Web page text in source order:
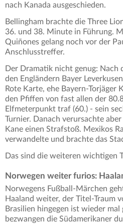
nach Kanada ausgeschieden.
Bellingham brachte die Three
36. und 38. Minute in Führung.
Quiñones gelang noch vor der
Anschlusstreffer.
Der Dramatik nicht genug: Nach
den Engländern Bayer
Rote Karte, ehe Bayern-Torjäger
den Pfiffen von fast allen der
Elfmeterpunkt traf (60.) - sein
Turnier. Danach verursachte
Kane einen Strafstoß. Mexikos
verwandelte und brachte das
Das sind die weiteren wichtigen
Norwegen weiter furios:
Norwegens Fußball-Märchen
Haaland weiter, der Titel-Traum
Brasilien hingegen ist wieder
bezwangen die Südamerikaner